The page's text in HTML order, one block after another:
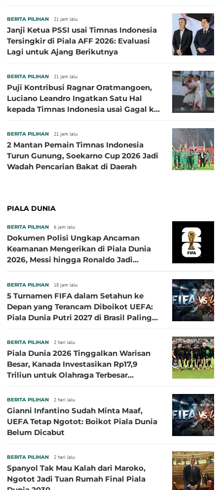
BERITA PILIHAN 21 jam lalu
Janji Ketua PSSI usai Timnas Indonesia
Tersingkir di Piala AFF 2026: Evaluasi
Lagi untuk Ajang Berikutnya
BERITA PILIHAN 21 jam lalu
Puji Kontribusi Ragnar Oratmangoen,
Luciano Leandro Ingatkan Satu Hal
kepada Timnas Indonesia usai Gagal ke
BERITA PILIHAN 21 jam lalu
2 Mantan Pemain Timnas Indonesia
Turun Gunung, Soekarno Cup 2026 Jadi
Wadah Pencarian Bakat di Daerah
PIALA DUNIA
BERITA PILIHAN 6 jam lalu
Dokumen Polisi Ungkap Ancaman
Keamanan Mengerikan di Piala Dunia
2026, Messi hingga Ronaldo Jadi
BERITA PILIHAN 18 jam lalu
5 Turnamen FIFA dalam Setahun ke
Depan yang Terancam Diboikot UEFA:
Piala Dunia Putri 2027 di Brasil Paling
BERITA PILIHAN 2 hari lalu
Piala Dunia 2026 Tinggalkan Warisan
Besar, Kanada Investasikan Rp17,9
Triliun untuk Olahraga Terbesar
BERITA PILIHAN 2 hari lalu
Gianni Infantino Sudah Minta Maaf,
UEFA Tetap Ngotot: Boikot Piala Dunia
Belum Dicabut
BERITA PILIHAN 2 hari lalu
Spanyol Tak Mau Kalah dari Maroko,
Ngotot Jadi Tuan Rumah Final Piala